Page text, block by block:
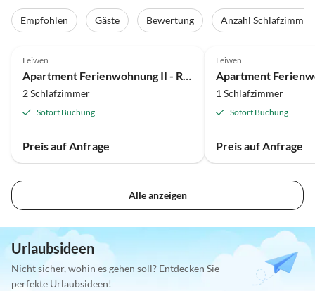
Empfohlen Gäste Bewertung Anzahl Schlafzimmer
Leiwen
2 Schlafzimmer
Sofort Buchung
Preis auf Anfrage
Leiwen
Apartment
1 Schlafzimmer
Sofort Buchung
Preis auf Anfrage
Alle anzeigen
Urlaubsideen
Nicht sicher, wohin es gehen soll? Entdecken Sie
perfekte Urlaubsideen!